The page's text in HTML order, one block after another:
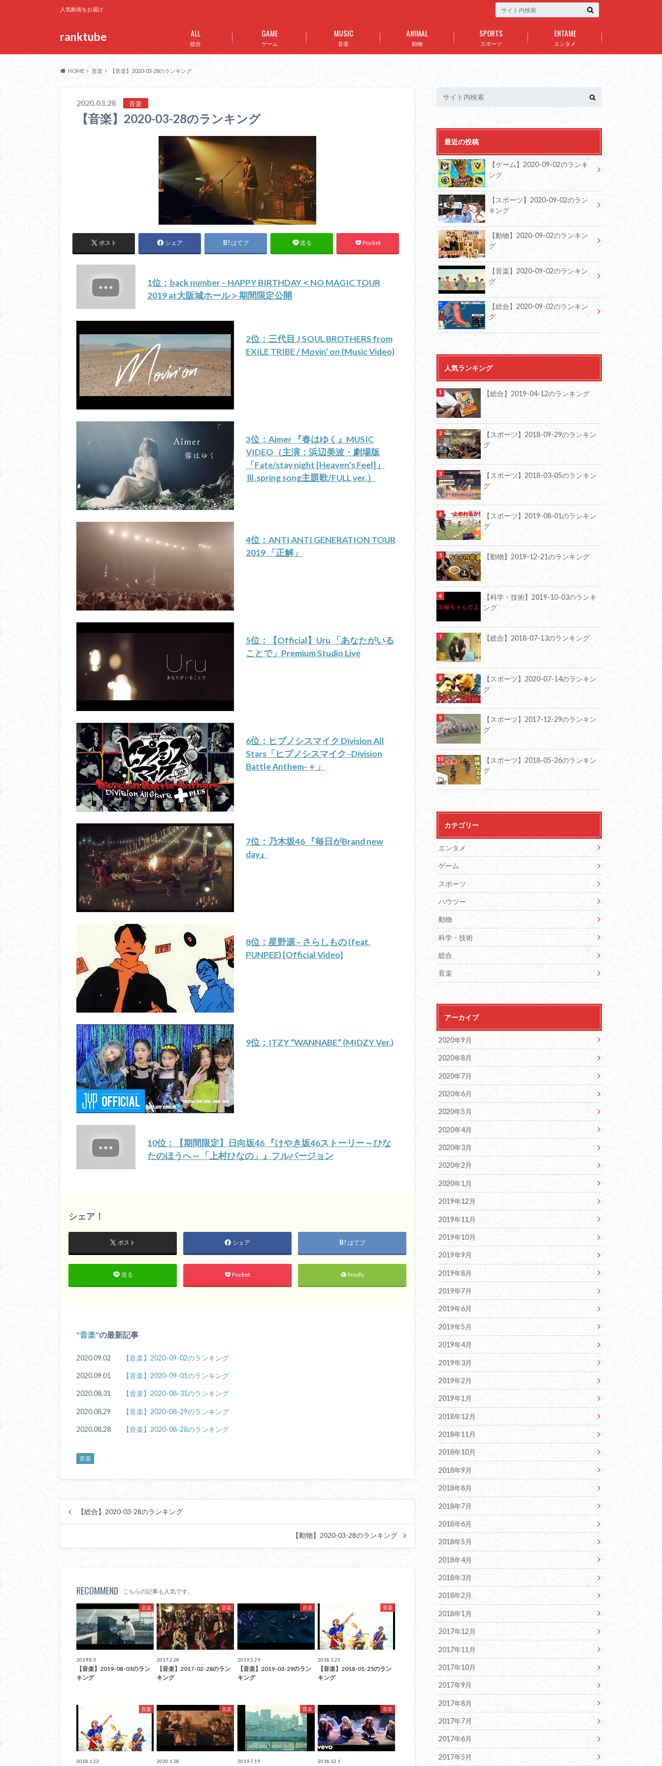
ranktube
人気動画をお届け
総合
ALL
ゲーム
GAME
音楽
MUSIC
動物
ANIMAL
スポーツ
SPORTS
エンタメ
ENTAME
HOME 音楽 【音楽】2020-03-28のランキング
2020.03.28 音楽
【音楽】2020-03-28のランキング
ポスト シェア はてブ 送る Pocket
1位：back number – HAPPY BIRTHDAY＜NO MAGIC TOUR
2019 at大阪城ホール＞期間限定公開
2位：三代目 J SOUL BROTHERS from
EXILE TRIBE / Movin’ on (Music Video)
3位：Aimer 『春はゆく』MUSIC
VIDEO（主演：浜辺美波・劇場版
「Fate/stay night [Heaven’s Feel]」
Ⅲ.spring song主題歌/FULL ver.）
4位：ANTI ANTI GENERATION TOUR
2019 「正解」
5位：【Official】Uru 「あなたがいる
ことで」Premium Studio Live
6位：ヒプノシスマイク Division All
Stars「ヒプノシスマイク -Division
Battle Anthem-＋」
7位：乃木坂46 『毎日がBrand new
day』
8位：星野源 – さらしもの (feat.
PUNPEE) [Official Video]
9位：ITZY “WANNABE” (MIDZY Ver.)
10位：【期間限定】日向坂46 『けやき坂46ストーリー～ひな
たのほうへ～「上村ひなの」』フルバージョン
シェア！
ポスト シェア はてブ
送る Pocket feedly
音楽 の最新記事
2020.09.02 【音楽】2020-09-02のランキング
2020.09.01 【音楽】2020-09-01のランキング
2020.08.31 【音楽】2020-08-31のランキング
2020.08.29 【音楽】2020-08-29のランキング
2020.08.28 【音楽】2020-08-28のランキング
音楽
【総合】2020-03-28のランキング
【動物】2020-03-28のランキング
RECOMMEND こちらの記事も人気です。
音楽
2019.8.3
【音楽】2019-08-03のラン
キング
音楽
2017.2.28
【音楽】2017-02-28のラン
キング
音楽
2019.3.29
【音楽】2019-03-29のラン
キング
音楽
2018.1.25
【音楽】2018-01-25のラン
キング
音楽
2018.1.22
音楽
2020.1.28
音楽
2019.7.19
音楽
2018.12.1
最近の投稿
【ゲーム】2020-09-02のランキ
ング
【スポーツ】2020-09-02のラン
キング
【動物】2020-09-02のランキン
グ
【音楽】2020-09-02のランキン
グ
【総合】2020-09-02のランキン
グ
人気ランキング
【総合】2019-04-12のランキング
【スポーツ】2018-09-29のランキン
グ
【スポーツ】2018-03-05のランキン
グ
【スポーツ】2019-08-01のランキン
グ
【動物】2019-12-21のランキング
【科学・技術】2019-10-03のランキ
ング
【総合】2018-07-13のランキング
【スポーツ】2020-07-14のランキン
グ
【スポーツ】2017-12-29のランキン
グ
【スポーツ】2018-05-26のランキン
グ
カテゴリー
エンタメ
ゲーム
スポーツ
ハウツー
動物
科学・技術
総合
音楽
アーカイブ
2020年9月
2020年8月
2020年7月
2020年6月
2020年5月
2020年4月
2020年3月
2020年2月
2020年1月
2019年12月
2019年11月
2019年10月
2019年9月
2019年8月
2019年7月
2019年6月
2019年5月
2019年4月
2019年3月
2019年2月
2019年1月
2018年12月
2018年11月
2018年10月
2018年9月
2018年8月
2018年7月
2018年6月
2018年5月
2018年4月
2018年3月
2018年2月
2018年1月
2017年12月
2017年11月
2017年10月
2017年9月
2017年8月
2017年7月
2017年6月
2017年5月